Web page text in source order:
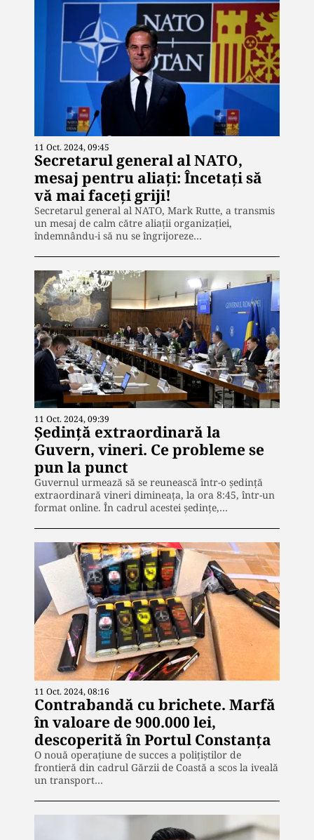
11 Oct. 2024, 09:45
Secretarul general al NATO,
mesaj pentru aliați: Încetați să
vă mai faceți griji!
Secretarul general al NATO, Mark Rutte, a transmis
un mesaj de calm către aliații organizației,
îndemnându-i să nu se îngrijoreze…
11 Oct. 2024, 09:39
Şedinţă extraordinară la
Guvern, vineri. Ce probleme se
pun la punct
Guvernul urmează să se reunească într-o ședință
extraordinară vineri dimineața, la ora 8:45, într-un
format online. În cadrul acestei ședințe,…
11 Oct. 2024, 08:16
Contrabandă cu brichete. Marfă
în valoare de 900.000 lei,
descoperită în Portul Constanța
O nouă operațiune de succes a polițiștilor de
frontieră din cadrul Gărzii de Coastă a scos la iveală
un transport…